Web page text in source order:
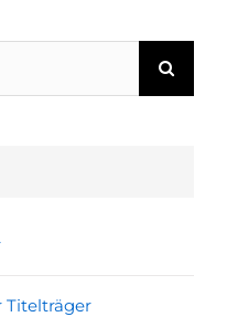
Titelträger